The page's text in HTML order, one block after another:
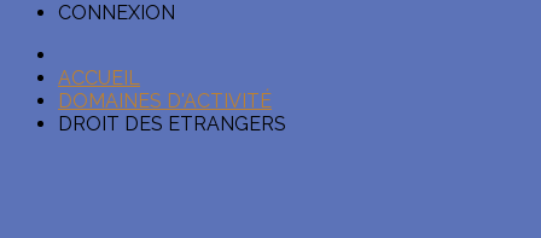
CONNEXION
ACCUEIL
DOMAINES D'ACTIVITÉ
DROIT DES ETRANGERS